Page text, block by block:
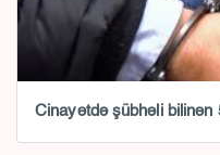
Cinayətdə şübhəli bilinən